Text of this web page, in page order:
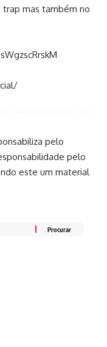
trap mas também no
pelo
pelo
este um material